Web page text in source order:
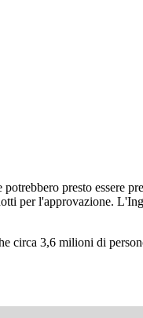
potrebbero presto essere
per l'approvazione.
circa 3,6 milioni di